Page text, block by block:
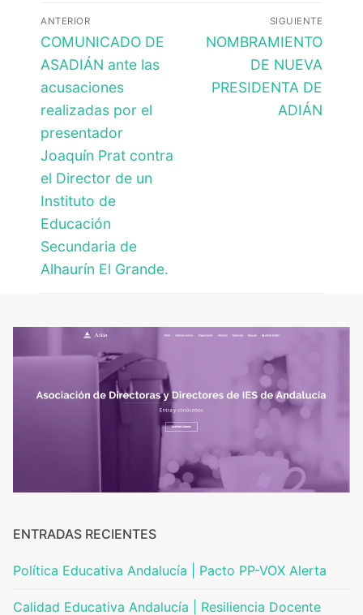
Navegación
de
entradas
ANTERIOR
Entrada
anterior:
COMUNICADO DE
ASADIÁN ante las
acusaciones
realizadas por el
presentador
Joaquín Prat contra
el Director de un
Instituto de
Educación
Secundaria de
Alhaurín El Grande.
SIGUIENTE
Entrada
siguiente:
NOMBRAMIENTO
DE NUEVA
PRESIDENTA DE
ADIÁN
ENTRADAS RECIENTES
Política Educativa Andalucía | Pacto PP-VOX Alerta
Calidad Educativa Andalucía | Resiliencia Docente